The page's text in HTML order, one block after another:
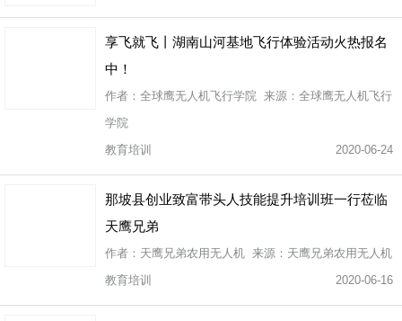
享飞就飞丨湖南山河基地飞行体验活动火热报名
中！
作者：全球鹰无人机飞行学院 来源：全球鹰无人机飞行
学院
教育培训
2020-06-24
那坡县创业致富带头人技能提升培训班一行莅临
天鹰兄弟
作者：天鹰兄弟农用无人机 来源：天鹰兄弟农用无人机
教育培训
2020-06-16